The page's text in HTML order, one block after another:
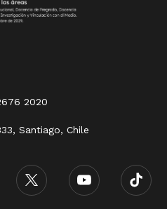
2020
Santiago, Chile